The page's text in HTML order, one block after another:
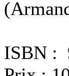
ISBN :